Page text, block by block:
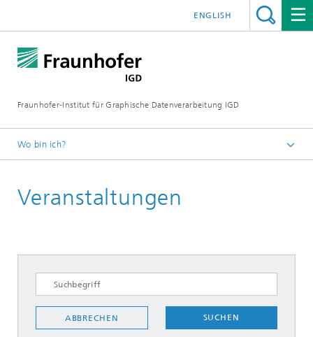
Fraunhofer-Institut für Graphische Datenverarbeitung IGD
ENGLISH
Wo bin ich?
Veranstaltungen
ABBRECHEN SUCHEN